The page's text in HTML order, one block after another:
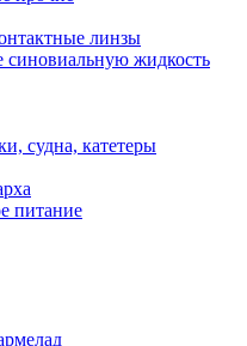
линзы
жидкость
судна, катетеры
питание